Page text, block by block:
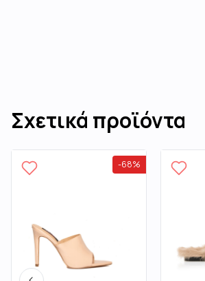
Σχετικά προϊόντα
-68%